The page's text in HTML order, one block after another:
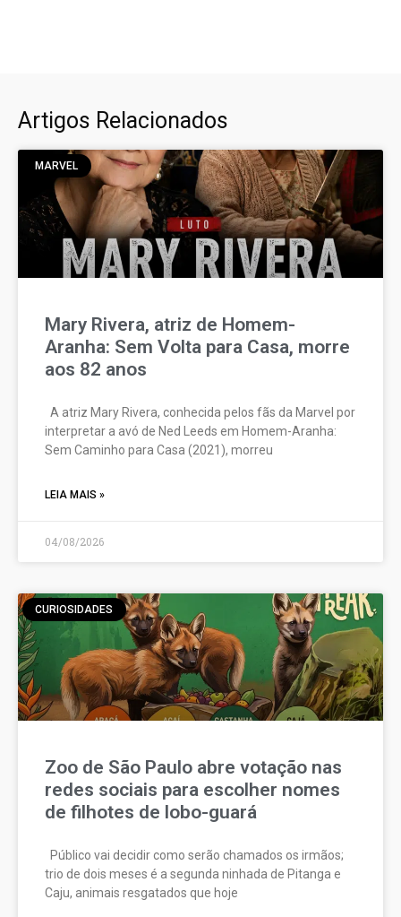
Artigos Relacionados
MARVEL
Mary Rivera, atriz de Homem-
Aranha: Sem Volta para Casa, morre
aos 82 anos
A atriz Mary Rivera, conhecida pelos fãs da Marvel por
interpretar a avó de Ned Leeds em Homem-Aranha:
Sem Caminho para Casa (2021), morreu
LEIA MAIS »
04/08/2026
CURIOSIDADES
Zoo de São Paulo abre votação nas
redes sociais para escolher nomes
de filhotes de lobo-guará
Público vai decidir como serão chamados os irmãos;
trio de dois meses é a segunda ninhada de Pitanga e
Caju, animais resgatados que hoje